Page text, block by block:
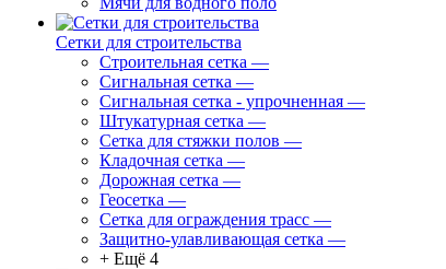
Сетки для строительства
Строительная сетка —
Сигнальная сетка —
Сигнальная сетка - упрочненная —
Штукатурная сетка —
Сетка для стяжки полов —
Кладочная сетка —
Дорожная сетка —
Геосетка —
Сетка для ограждения трасс —
Защитно-улавливающая сетка —
+ Ещё 4